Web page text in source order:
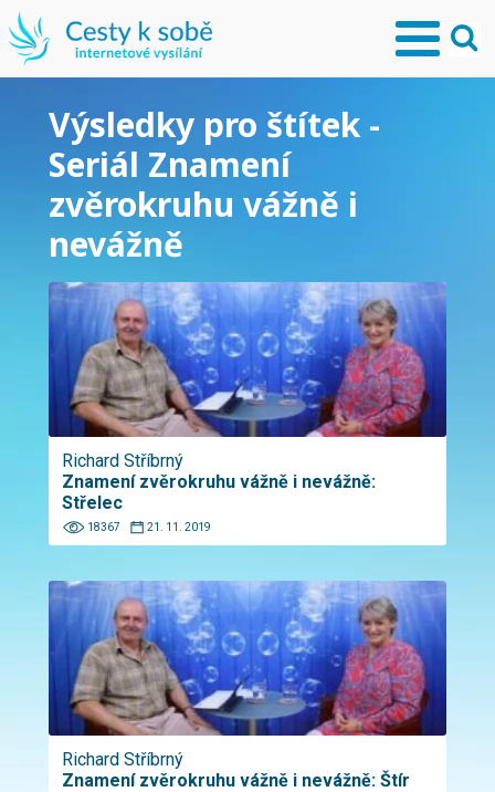
Výsledky pro štítek -
Seriál Znamení
zvěrokruhu vážně i
nevážně
Richard Stříbrný
Znamení zvěrokruhu vážně i nevážně:
Střelec
18367 21. 11. 2019
Richard Stříbrný
Znamení zvěrokruhu vážně i nevážně: Štír